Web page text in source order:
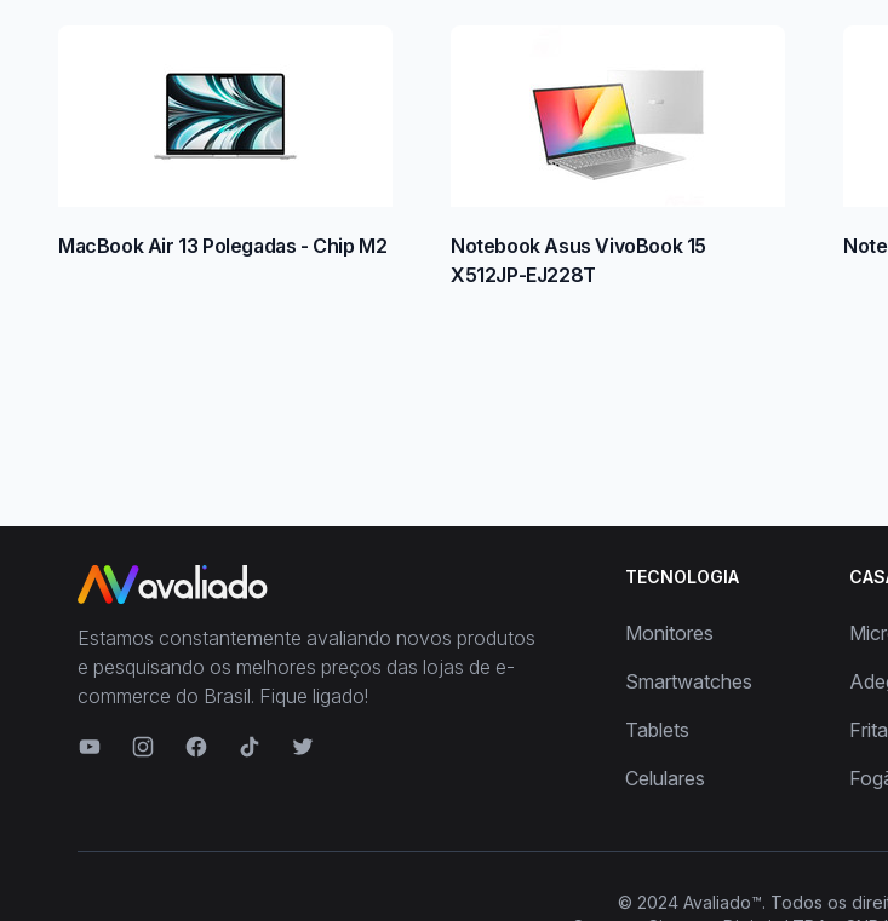
MacBook Air 13 Polegadas - Chip M2
Notebook Asus VivoBook 15
X512JP-EJ228T
Estamos constantemente avaliando novos produtos
e pesquisando os melhores preços das lojas de e-
commerce do Brasil. Fique ligado!
TECNOLOGIA
Monitores
Smartwatches
Tablets
Celulares
© 2024 Avaliado™. Todos os